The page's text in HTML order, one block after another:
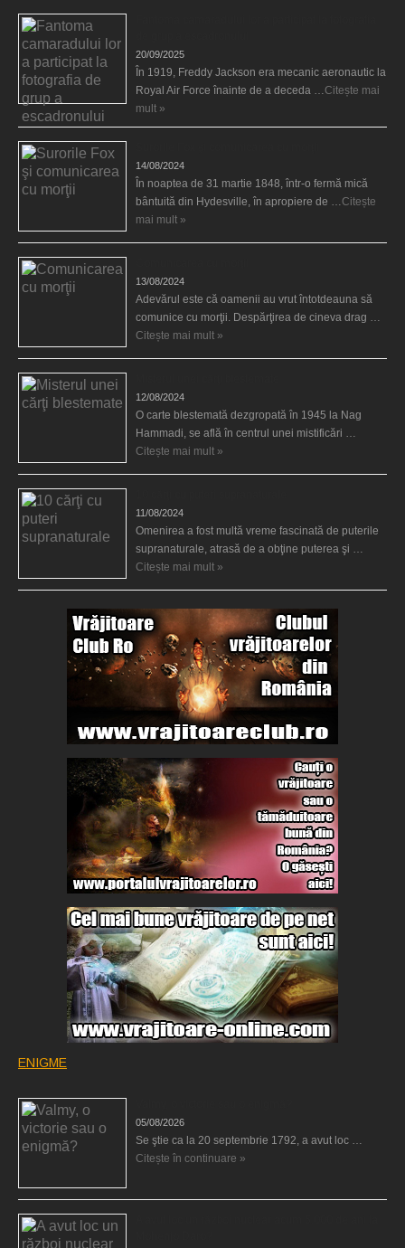
20/09/2025
În 1919, Freddy Jackson era mecanic aeronautic la
Royal Air Force înainte de a deceda …Citește mai
mult »
14/08/2024
În noaptea de 31 martie 1848, într-o fermă mică
bântuită din Hydesville, în apropiere de …Citește
mai mult »
13/08/2024
Adevărul este că oamenii au vrut întotdeauna să
comunice cu morţii. Despărţirea de cineva drag …
Citește mai mult »
12/08/2024
O carte blestemată dezgropată în 1945 la Nag
Hammadi, se află în centrul unei mistificări …
Citește mai mult »
11/08/2024
Omenirea a fost multă vreme fascinată de puterile
supranaturale, atrasă de a obţine puterea şi …
Citește mai mult »
ENIGME
05/08/2026
Se ştie ca la 20 septembrie 1792, a avut loc …
Citește în continuare »